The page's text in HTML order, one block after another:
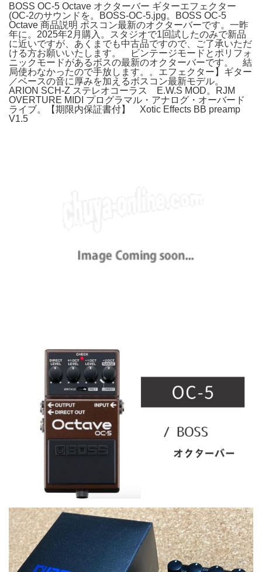
BOSS OC-5 Octave オクターバー ギターエフェクター
(OC-2のサウンドを。BOSS-OC-5.jpg。BOSS OC-5
Octave 商品説明 ボスコン最新のオクターバーです。一昨
年に。2025年2月購入。スタジオで1回試したのみで新品
に近いですが、あくまでも中古品ですので、ご了承いただ
ける方お願いいたします。 ビンテージモードとポリフォ
ニックモードがあるボスの最新のオクターバーです。 結
局使わなかったので手放します。。エフェクター】ギター
／ベースの音に厚みを加えるボスコン最新モデル。
ARION SCH-Z ステレオコーラス E.W.S MOD。RJM
OVERTURE MIDI プログラマル・アナログ・オーバード
ライブ。【期限内保証書付】 Xotic Effects BB preamp
V1.5